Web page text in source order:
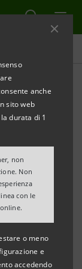
anche
sito web
durata di 1
non
Non
con le
o meno
e
accedendo
ANNO
E
il decimo anno
- unica banca